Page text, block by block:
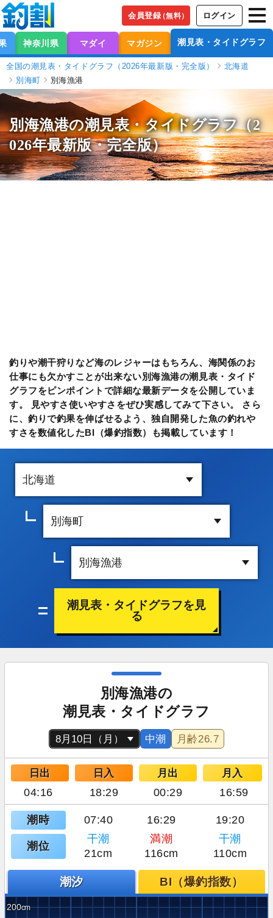
会員登録（無料） ログイン
神奈川県 マダイ マガジン 潮見表・タイドグラフ
全国の潮見表・タイドグラフ（2026年最新版・完全版）
北海道
別海町
別海漁港
別海漁港の潮見表・タイドグラフ（2
026年最新版・完全版）
釣りや潮干狩りなど海のレジャーはもちろん、海関係のお
仕事にも欠かすことが出来ない別海漁港の潮見表・タイド
グラフをピンポイントで詳細な最新データを公開していま
す。 見やすさ使いやすさをぜひ実感してみて下さい。 さら
に、釣りで釣果を伸ばせるよう、独自開発した魚の釣れや
すさを数値化したBI（爆釣指数）も掲載しています！
潮見表・タイドグラフを見
る
別海漁港の
潮見表・タイドグラフ
中潮 月齢26.7
日出 日入 月出 月入
04:16 18:29 00:29 16:59
潮時 07:40 16:29 19:20
潮位
干潮 満潮
干潮
21cm
116cm 110cm
潮汐 BI（爆釣指数）
200